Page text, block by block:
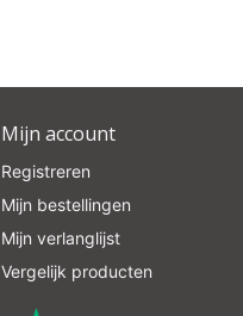
Mijn account
Registreren
Mijn bestellingen
Mijn verlanglijst
Vergelijk producten